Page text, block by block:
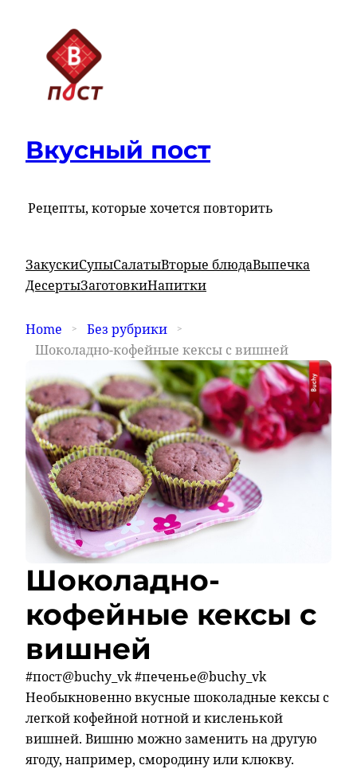
Вкусный пост
Рецепты, которые хочется повторить
ЗакускиСупыСалатыВторые блюдаВыпечка
ДесертыЗаготовкиНапитки
Home
Без рубрики
Шоколадно-кофейные кексы с вишней
Шоколадно-
кофейные кексы с
вишней
#пост@buchy_vk #печенье@buchy_vk
Необыкновенно вкусные шоколадные кексы с
легкой кофейной нотной и кисленькой
вишней. Вишню можно заменить на другую
ягоду, например, смородину или клюкву.